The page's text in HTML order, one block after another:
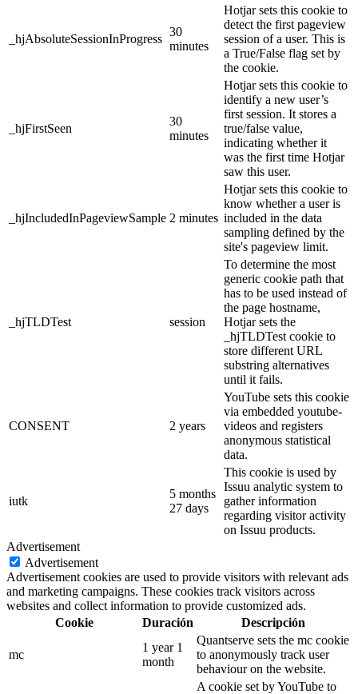
_hjAbsoluteSessionInProgress
30
minutes
Hotjar sets this cookie to
detect the first pageview
session of a user. This is
a True/False flag set by
the cookie.
_hjFirstSeen
30
minutes
Hotjar sets this cookie to
identify a new user’s
first session. It stores a
true/false value,
indicating whether it
was the first time Hotjar
saw this user.
_hjIncludedInPageviewSample 2 minutes
Hotjar sets this cookie to
know whether a user is
included in the data
sampling defined by the
site's pageview limit.
_hjTLDTest session
To determine the most
generic cookie path that
has to be used instead of
the page hostname,
Hotjar sets the
_hjTLDTest cookie to
store different URL
substring alternatives
until it fails.
CONSENT 2 years
YouTube sets this cookie
via embedded youtube-
videos and registers
anonymous statistical
data.
iutk
5 months
27 days
This cookie is used by
Issuu analytic system to
gather information
regarding visitor activity
on Issuu products.
Advertisement
Advertisement
Advertisement cookies are used to provide visitors with relevant ads
and marketing campaigns. These cookies track visitors across
websites and collect information to provide customized ads.
Cookie
Duración Descripción
mc
1 year 1
month
Quantserve sets the mc cookie
to anonymously track user
behaviour on the website.
A cookie set by YouTube to